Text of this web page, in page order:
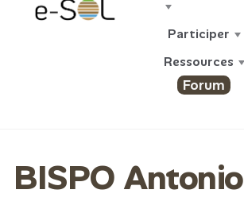
Participer
Ressources
Forum
BISPO Antonio